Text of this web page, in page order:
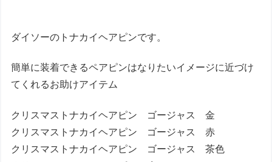
ダイソーのトナカイヘアピンです。
簡単に装着できるペアピンはなりたいイメージに近づけ
てくれるお助けアイテム
クリスマストナカイヘアピン ゴージャス 金
クリスマストナカイヘアピン ゴージャス 赤
クリスマストナカイヘアピン ゴージャス 茶色